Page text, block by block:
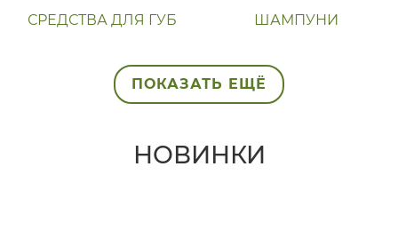
СРЕДСТВА ДЛЯ ГУБ ШАМПУНИ
ПОКАЗАТЬ ЕЩЁ
НОВИНКИ